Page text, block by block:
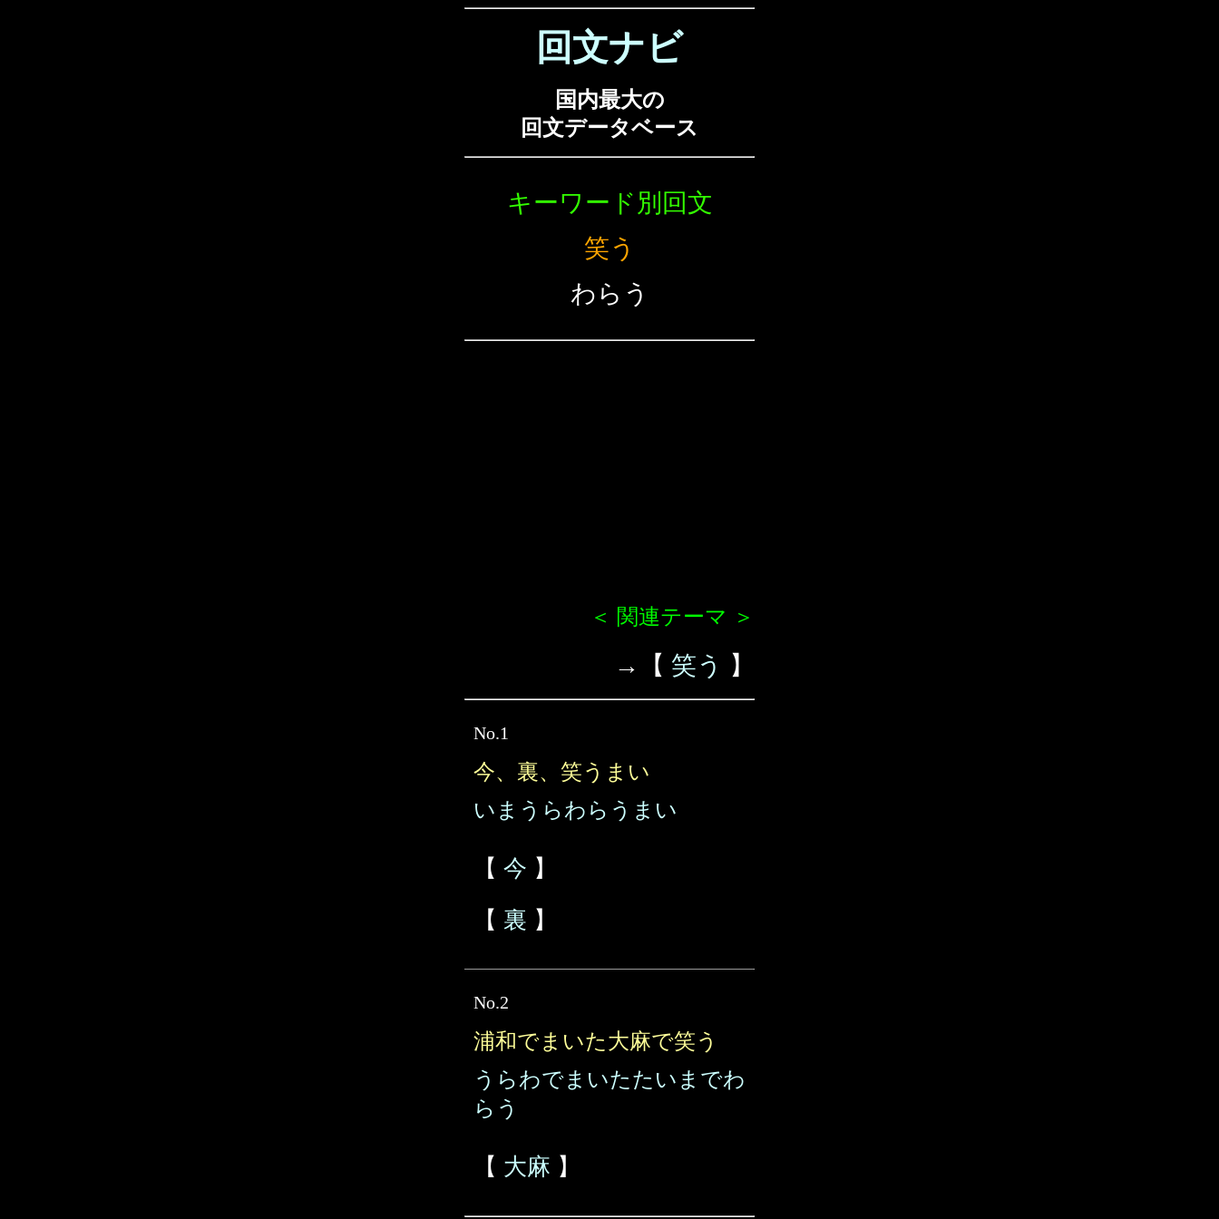
回文ナビ
国内最大の
回文データベース
キーワード別回文
笑う
わらう
＜ 関連テーマ ＞
→【 笑う 】
No.1
今、裏、笑うまい
いまうらわらうまい
【 今 】
【 裏 】
No.2
浦和でまいた大麻で笑う
うらわでまいたたいまでわ
らう
【 大麻 】